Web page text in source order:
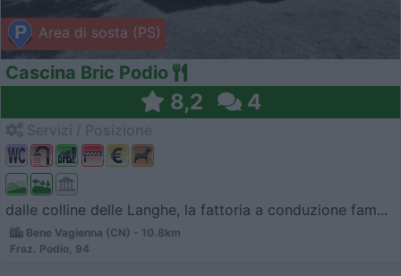
Area di sosta (PS)
Cascina Bric Podio
8,2 4
dalle colline delle Langhe, la fattoria a conduzione fam...
Bene Vagienna (CN) - 10.8km
Fraz. Podio, 94